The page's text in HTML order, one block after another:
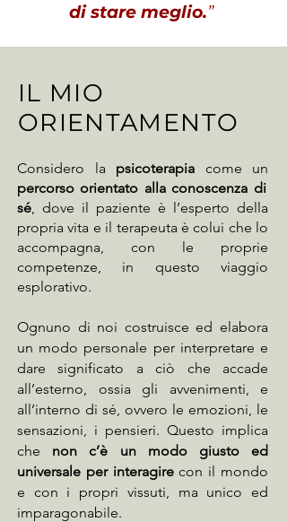
di stare meglio.”
IL MIO
ORIENTAMENTO
Considero la psicoterapia come un
percorso orientato alla conoscenza di
sé, dove il paziente è l’esperto della
propria vita e il terapeuta è colui che lo
accompagna, con le proprie
competenze, in questo viaggio
esplorativo.
Ognuno di noi costruisce ed elabora
un modo personale per interpretare e
dare significato a ciò che accade
all’esterno, ossia gli avvenimenti, e
all’interno di sé, ovvero le emozioni, le
sensazioni, i pensieri. Questo implica
che non c’è un modo giusto ed
universale per interagirecon il mondo
e con i propri vissuti, ma unico ed
imparagonabile.